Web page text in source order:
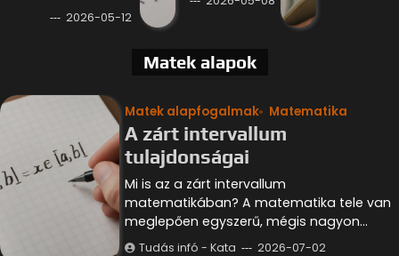
2026-05-12
Matek alapok
Matek alapfogalmak Matematika
A zárt intervallum
tulajdonságai
Mi is az a zárt intervallum
matematikában? A matematika tele van
meglepően egyszerű, mégis nagyon…
Tudás infó - Kata 2026-07-02